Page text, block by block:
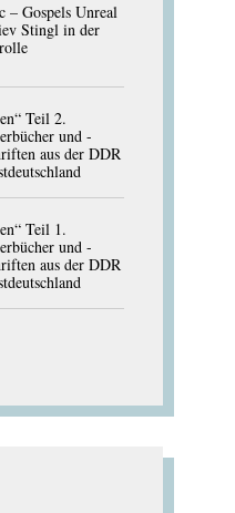
– Gospels Unreal
Stingl in der
Teil 2.
und -
aus der DDR
Teil 1.
und -
aus der DDR